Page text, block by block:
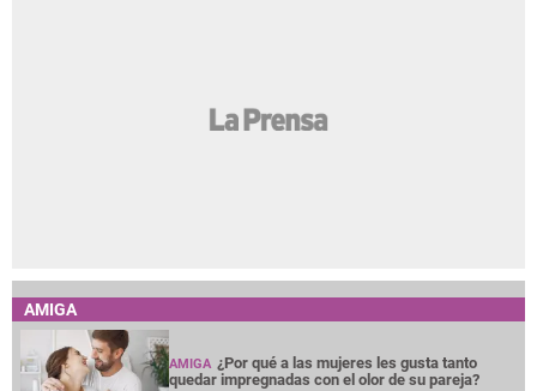
AMIGA
AMIGA ¿Por qué a las mujeres les gusta tanto
quedar impregnadas con el olor de su pareja?